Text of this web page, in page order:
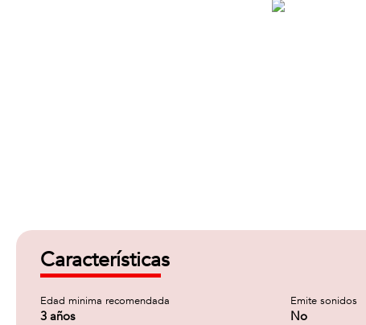
Características
Edad minima recomendada
3 años
Emite sonidos
No